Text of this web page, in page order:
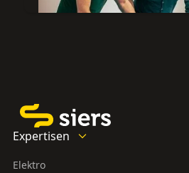
Expertisen
Elektro